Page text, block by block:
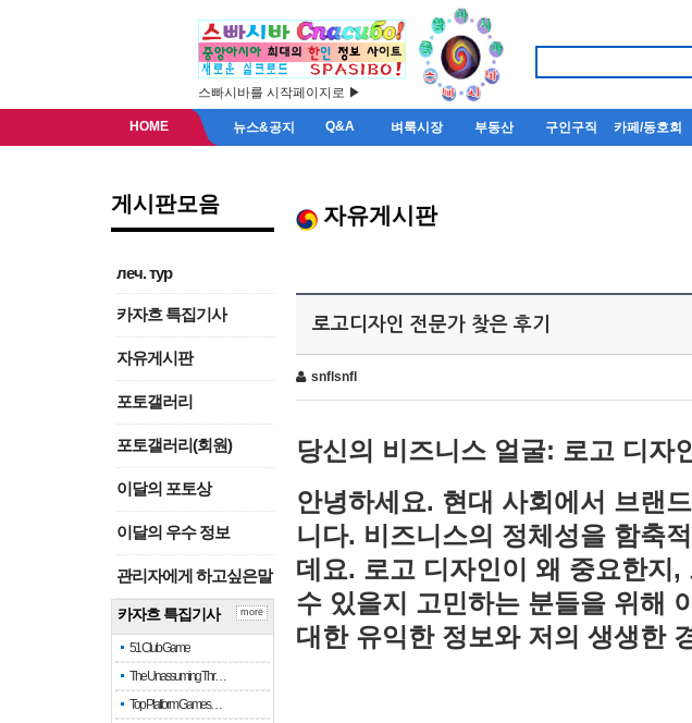
스빠시바를 시작페이지로 ▶
HOME 뉴스&공지 Q&A 벼룩시장 부동산 구인구직 카페/동호회
게시판모음
леч. тур
카자흐 특집기사
자유게시판
포토갤러리
포토갤러리(회원)
이달의 포토상
이달의 우수 정보
관리자에게 하고싶은말
카자흐 특집기사
51 Club Game
The Unassuming Thr…
Top Platform Games…
more
자유게시판
로고디자인 전문가 찾은 후기
snflsnfl
당신의 비즈니스 얼굴: 로고 디자
안녕하세요. 현대 사회에서 브랜
니다. 비즈니스의 정체성을 함축
데요. 로고 디자인이 왜 중요한지
수 있을지 고민하는 분들을 위해
대한 유익한 정보와 저의 생생한